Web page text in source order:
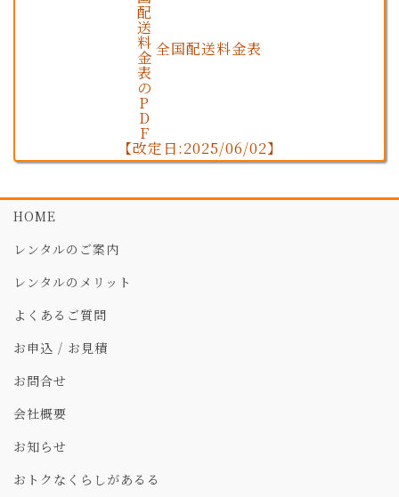
全国配送料金表
【改定日:2025/06/02】
HOME
レンタルのご案内
レンタルのメリット
よくあるご質問
お申込 / お見積
お問合せ
会社概要
お知らせ
おトクなくらしがあるる